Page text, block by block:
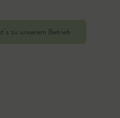
zu unserem Betrieb